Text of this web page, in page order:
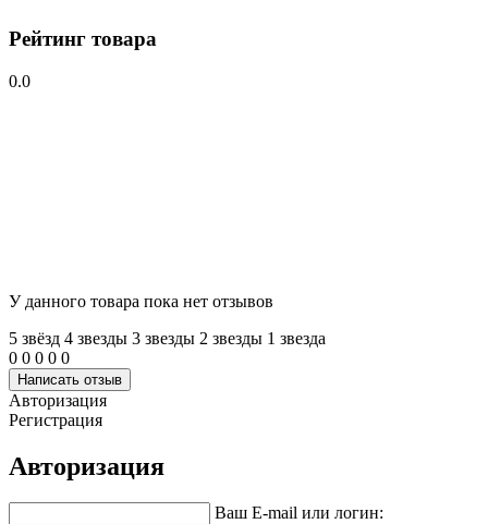
Рейтинг товара
0.0
У данного товара пока нет отзывов
5 звёзд 4 звeзды 3 звeзды 2 звeзды 1 звeзда
0 0 0 0 0
Написать отзыв
Авторизация
Регистрация
Авторизация
Ваш E-mail или логин: